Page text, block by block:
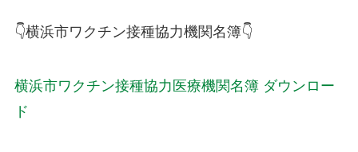
👇横浜市ワクチン接種協力機関名簿👇
横浜市ワクチン接種協力医療機関名簿 ダウンロー
ド